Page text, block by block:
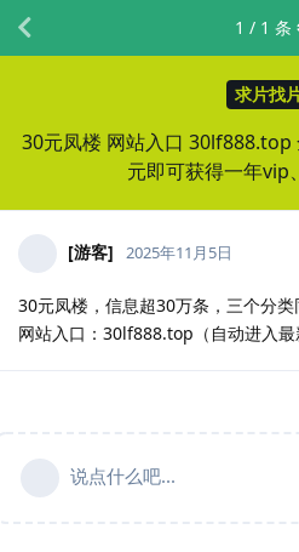
求片找
30元凤楼 网站入口 30lf888.top
元即可获得一年vip
1 / 1 条
[游客] 2025年11月5日
30元凤楼，信息超30万条，三个分类
网站入口：30lf888.top（自动进入最
说点什么吧...